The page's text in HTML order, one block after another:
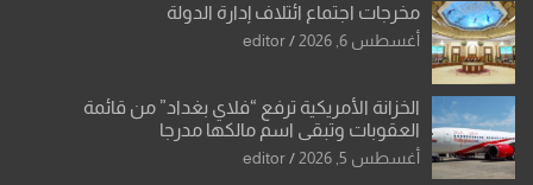
مخرجات اجتماع ائتلاف إدارة الدولة
أغسطس 6, 2026 editor
الخزانة الأمريكية ترفع “فلاي بغداد” من قائمة
العقوبات وتبقي اسم مالكها مدرجا
أغسطس 5, 2026 editor